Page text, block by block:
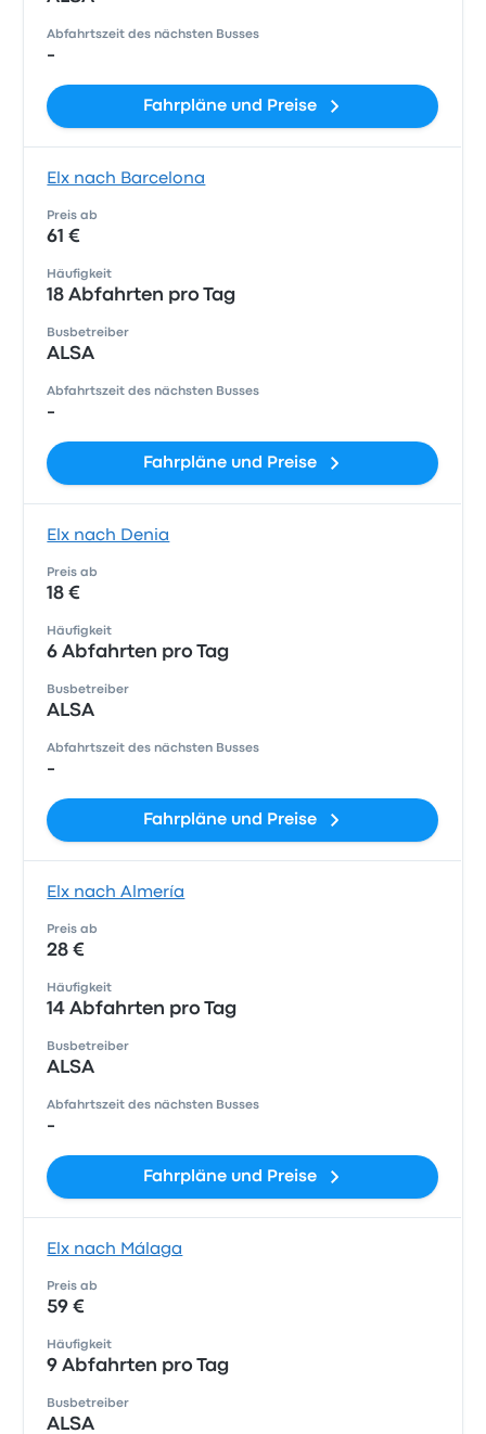
Abfahrtszeit des nächsten Busses
-
Fahrpläne und Preise
Elx nach Barcelona
Preis ab
61 €
Häufigkeit
18 Abfahrten pro Tag
Busbetreiber
ALSA
Abfahrtszeit des nächsten Busses
-
Fahrpläne und Preise
Elx nach Denia
Preis ab
18 €
Häufigkeit
6 Abfahrten pro Tag
Busbetreiber
ALSA
Abfahrtszeit des nächsten Busses
-
Fahrpläne und Preise
Elx nach Almería
Preis ab
28 €
Häufigkeit
14 Abfahrten pro Tag
Busbetreiber
ALSA
Abfahrtszeit des nächsten Busses
-
Fahrpläne und Preise
Elx nach Málaga
Preis ab
59 €
Häufigkeit
9 Abfahrten pro Tag
Busbetreiber
ALSA